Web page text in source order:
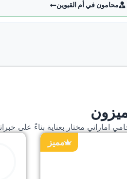
محامون في أم القيوين
اماراتي مختار بعناية بناءً على
مميز